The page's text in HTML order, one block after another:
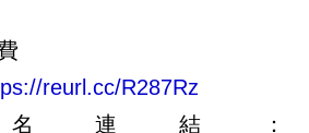
reurl.cc/R287Rz
名連結
：